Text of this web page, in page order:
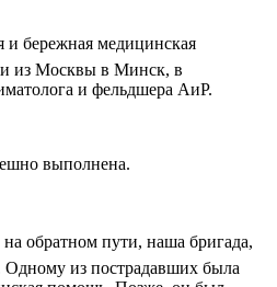
и бережная медицинская
из Москвы в Минск, в
и фельдшера АиР.
выполнена.
обратном пути, наша бригада,
из пострадавших была